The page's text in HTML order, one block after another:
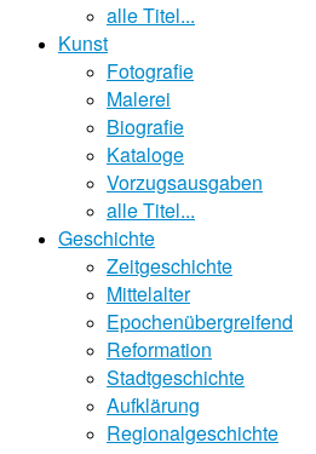
alle Titel...
Kunst
Fotografie
Malerei
Biografie
Kataloge
Vorzugsausgaben
alle Titel...
Geschichte
Zeitgeschichte
Mittelalter
Epochenübergreifend
Reformation
Stadtgeschichte
Aufklärung
Regionalgeschichte